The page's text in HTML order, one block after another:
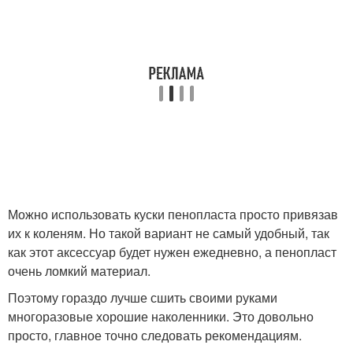
Можно использовать куски пенопласта просто привязав
их к коленям. Но такой вариант не самый удобный, так
как этот аксессуар будет нужен ежедневно, а пенопласт
очень ломкий материал.
Поэтому гораздо лучше сшить своими руками
многоразовые хорошие наколенники. Это довольно
просто, главное точно следовать рекомендациям.